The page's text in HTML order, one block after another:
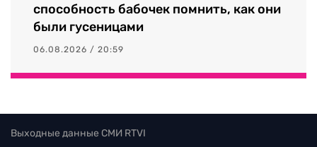
способность бабочек помнить, как они
были гусеницами
06.08.2026 / 20:59
Выходные данные СМИ RTVI